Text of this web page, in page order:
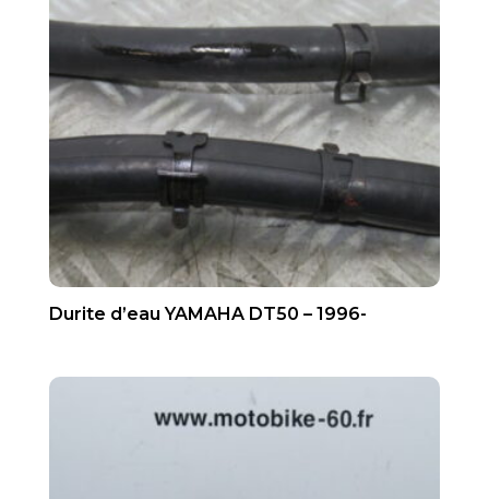
Durite d’eau YAMAHA DT50 – 1996-